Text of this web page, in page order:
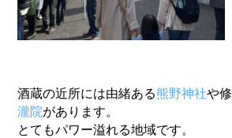
酒蔵の近所には由緒ある熊野神社や
瀧院があり ます。
とてもパワー溢れる地域です。